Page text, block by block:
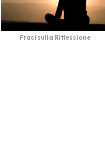
Frasi sulla Riflessione